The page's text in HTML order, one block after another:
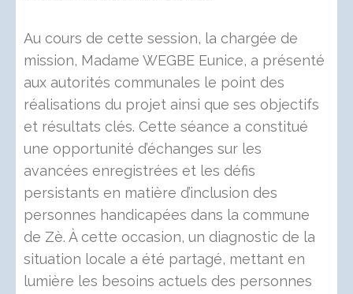
Au cours de cette session, la chargée de
mission, Madame WEGBE Eunice, a présenté
aux autorités communales le point des
réalisations du projet ainsi que ses objectifs
et résultats clés. Cette séance a constitué
une opportunité d’échanges sur les
avancées enregistrées et les défis
persistants en matière d’inclusion des
personnes handicapées dans la commune
de Zè. À cette occasion, un diagnostic de la
situation locale a été partagé, mettant en
lumière les besoins actuels des personnes